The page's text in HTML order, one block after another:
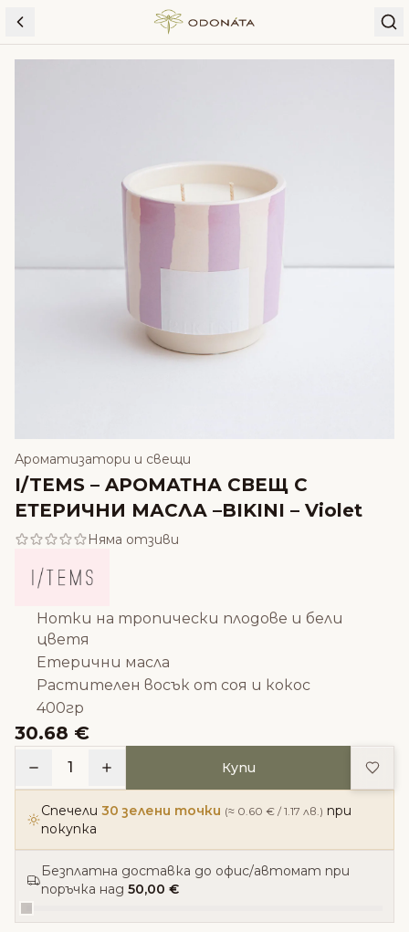
Skip to content
Ароматизатори и свещи
I/TEMS – AРОМАТНА СВЕЩ С
ЕТЕРИЧНИ МАСЛА –BIKINI – Violet
Няма отзиви
Нотки на тропически плодове и бели
цветя
Етерични масла
Растителен восък от соя и кокос
400гр
30.68 €
1 Купи
Спечели 30 зелени точки (≈ 0.60 € / 1.17 лв.) при
покупка
Безплатна доставка до офис/автомат при
поръчка над 50,00 €